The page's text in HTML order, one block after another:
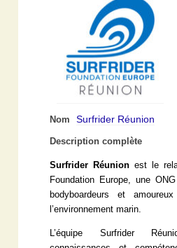
Nom Surfrider Réunion
Description complète
Surfrider Réunion est le
Foundation Europe, une
bodyboardeurs et
l’environnement marin.
L’équipe Surfrider